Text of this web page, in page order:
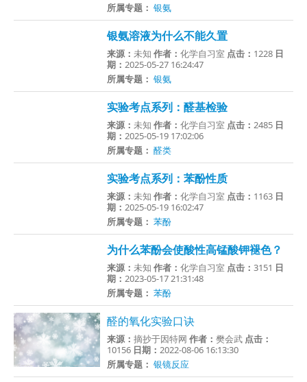
所属专题： 银氨
银氨溶液为什么不能久置
来源：未知作者：化学自习室 点击： 1228 日
期：2025-05-27 16:24:47
所属专题： 银氨
实验考点系列：醛基检验
来源：未知作者：化学自习室 点击：2485 日
期：2025-05-19 17:02:06
所属专题： 醛类
实验考点系列：苯酚性质
来源：未知作者：化学自习室 点击： 1163 日
期：2025-05-19 16:02:47
所属专题： 苯酚
为什么苯酚会使酸性高锰酸钾褪色？
来源：未知作者：化学自习室 点击：3151 日
期：2023-05-17 21:31:48
所属专题： 苯酚
醛的氧化实验口诀
来源：摘抄于因特网作者：樊会武 点击：
10156 日期：2022-08-06 16:13:30
所属专题： 银镜反应